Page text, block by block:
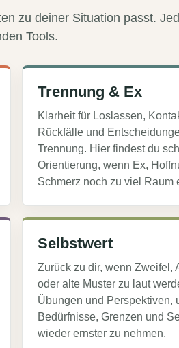
zu deiner Situation passt.
Tools.
Trennung & Ex
Klarheit für Loslassen,
Rückfälle und
Trennung. Hier findest du
Orientierung, wenn Ex,
Schmerz noch zu viel Raum
Selbstwert
Zurück zu dir, wenn Zweifel,
oder alte Muster zu laut
Übungen und Perspektiven,
Bedürfnisse, Grenzen und
wieder ernster zu nehmen.